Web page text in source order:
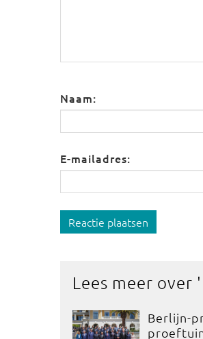
Naam:
E-mailadres:
Reactie plaatsen
Lees meer over '
Berlijn-